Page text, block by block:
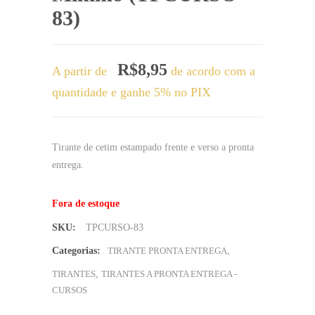
83)
A partir de R$8,95 de acordo com a
quantidade e ganhe 5% no PIX
Tirante de cetim estampado frente e verso a pronta
entrega.
Fora de estoque
SKU: TPCURSO-83
Categorias: TIRANTE PRONTA ENTREGA,
TIRANTES, TIRANTES A PRONTA ENTREGA -
CURSOS